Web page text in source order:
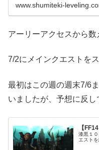
www.shumiteki-
アーリーアクセスから数
7/2にメインクエストを
最初はこの週の週末7/6
いましたが、予想に反し
【
漆黒１
エストを